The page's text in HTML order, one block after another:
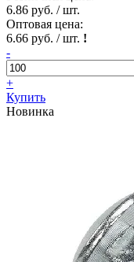
6.86 руб. / шт.
Оптовая цена:
6.66 руб. / шт. !
-
+
Купить
Новинка